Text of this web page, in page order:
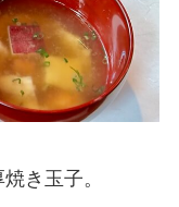
き玉子。